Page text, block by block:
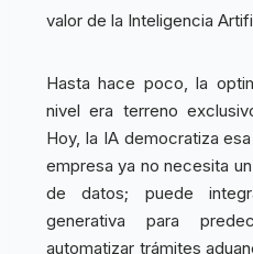
valor de la Inteligencia
Hasta hace poco, la
nivel era terreno
Hoy, la IA democratiza
empresa ya no necesita
de datos; puede
generativa para
automatizar trámites